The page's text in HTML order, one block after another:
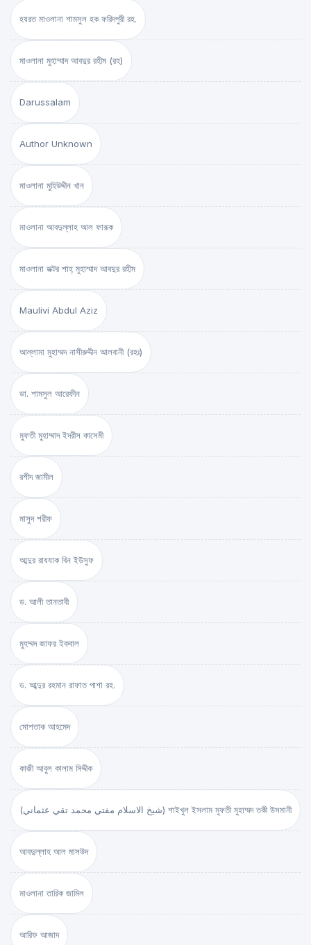
হযরত মাওলানা শামসুল হক ফরিদপুরী রহ.
মাওলানা মুহাম্মাদ আবদুর রহীম (রহ)
Darussalam
Author Unknown
মাওলানা মুহিউদ্দীন খান
মাওলানা আবদুল্লাহ আল ফারূক
মাওলানা ডক্টর শাহ্‌ মুহাম্মাদ আবদুর রহীম
Maulivi Abdul Aziz
আল্লামা মুহাম্মদ নাসীরুদ্দীন আলবানী (রহঃ)
ডা. শামসুল আরেফীন
মুফতী মুহাম্মাদ ইদরীস কাসেমী
রশীদ জামীল
মাসুদ শরীফ
আব্দুর রাযযাক বিন ইউসুফ
ড. আলী তানতাবী
মুহম্মদ জাফর ইকবাল
ড. আব্দুর রহমান রাফাত পাশা রহ.
মোশতাক আহমেদ
কাজী আবুল কালাম সিদ্দীক
(شيخ الاسلام مفتي محمد تقي عثماني) শাইখুল ইসলাম মুফতী মুহাম্মদ তকী উসমানী
আবদুল্লাহ আল মাসউদ
মাওলানা তারিক জামিল
আরিফ আজাদ